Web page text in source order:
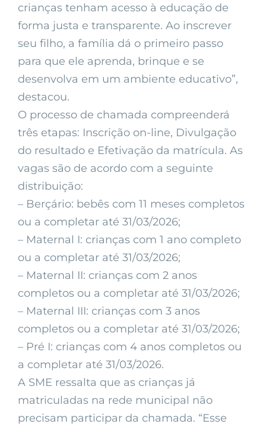
crianças tenham acesso à educação de
forma justa e transparente. Ao inscrever
seu filho, a família dá o primeiro passo
para que ele aprenda, brinque e se
desenvolva em um ambiente educativo”,
destacou.
O processo de chamada compreenderá
três etapas: Inscrição on-line, Divulgação
do resultado e Efetivação da matrícula. As
vagas são de acordo com a seguinte
distribuição:
– Berçário: bebês com 11 meses completos
ou a completar até 31/03/2026;
– Maternal I: crianças com 1 ano completo
ou a completar até 31/03/2026;
– Maternal II: crianças com 2 anos
completos ou a completar até 31/03/2026;
– Maternal III: crianças com 3 anos
completos ou a completar até 31/03/2026;
– Pré I: crianças com 4 anos completos ou
a completar até 31/03/2026.
A SME ressalta que as crianças já
matriculadas na rede municipal não
precisam participar da chamada. “Esse